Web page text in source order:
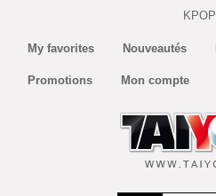
KPOP
My favorites Nouveautés
Promotions Mon compte